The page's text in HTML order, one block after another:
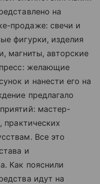
на
продаже: свечи и
фигурки, изделия
магниты, авторские
желающие
и нанести его на
предлагало
мастер-
практических
Все это
и
Как пояснили
идут на